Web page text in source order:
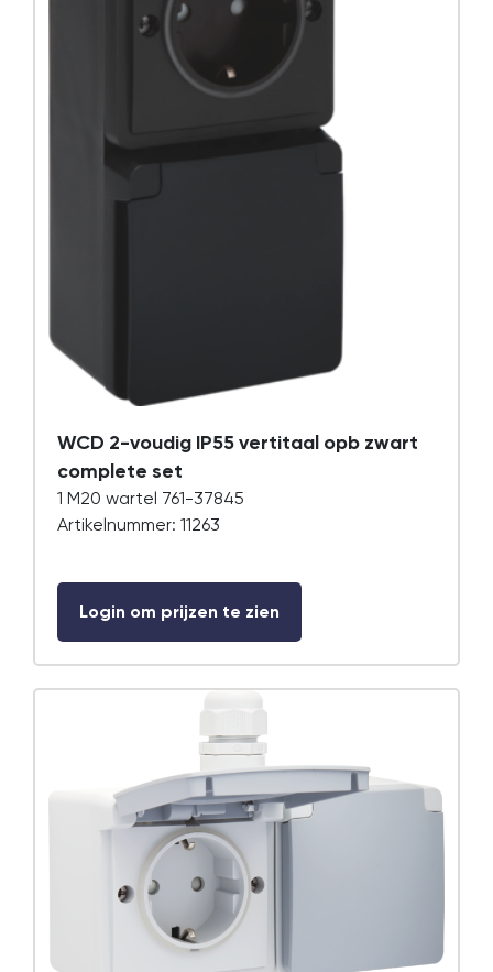
WCD 2-voudig IP55 vertitaal opb zwart
complete set
1 M20 wartel 761-37845
Artikelnummer: 11263
Login om prijzen te zien